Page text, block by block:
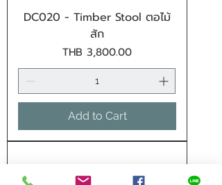
DC020 - Timber Stool ตอไม้
สัก
Price
THB 3,800.00
Add to Cart